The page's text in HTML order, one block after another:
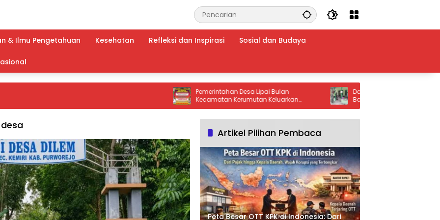
& Ilmu Pengetahuan Kesehatan Refleksi dan Inspirasi Sosial dan Budaya
Pemerintahan Desa Lipai Bulan
Kecamatan Kerumutan Keluarkan
Peringatan Keras: Stop Setrum Ikan dan
Dari Rumah Rapuh Menjadi Harapan
Baru, Senyum Ibu Jumsina Menjadi
Makna TMMD bagi Warga Batu Bara
Artikel Pilihan Pembaca
Peta Besar OTT KPK di Indonesia: Dari